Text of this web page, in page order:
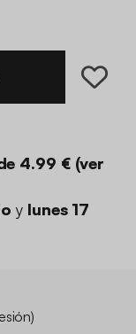
4.99 €(ver
y lunes 17